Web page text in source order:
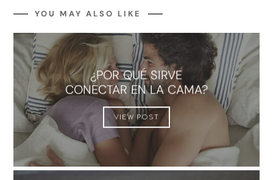
YOU MAY ALSO LIKE
¿POR QUÉ SIRVE
CONECTAR EN LA CAMA?
VIEW POST